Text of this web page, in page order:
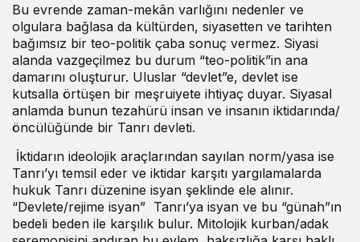
Bu evrende zaman-mekân varlığını nedenler ve
olgulara bağlasa da kültürden, siyasetten ve tarihten
bağımsız bir teo-politik çaba sonuç vermez. Siyasi
alanda vazgeçilmez bu durum “teo-politik”in ana
damarını oluşturur. Uluslar “devlet”e, devlet ise
kutsalla örtüşen bir meşruiyete ihtiyaç duyar. Siyasal
anlamda bunun tezahürü insan ve insanın iktidarında/
öncülüğünde bir Tanrı devleti.
İktidarın ideolojik araçlarından sayılan norm/yasa ise
Tanrı’yı temsil eder ve iktidar karşıtı yargılamalarda
hukuk Tanrı düzenine isyan şeklinde ele alınır.
“Devlete/rejime isyan” Tanrı’ya isyan ve bu “günah”ın
bedeli beden ile karşılık bulur. Mitolojik kurban/adak